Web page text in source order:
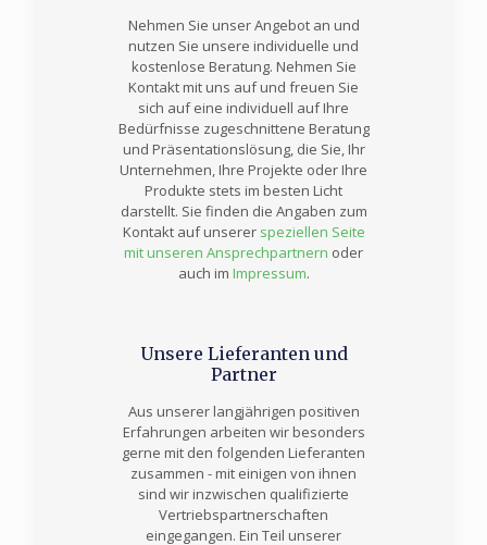
Nehmen Sie unser Angebot an und
nutzen Sie unsere individuelle und
kostenlose Beratung. Nehmen Sie
Kontakt mit uns auf und freuen Sie
sich auf eine individuell auf Ihre
Bedürfnisse zugeschnittene Beratung
und Präsentationslösung, die Sie, Ihr
Unternehmen, Ihre Projekte oder Ihre
Produkte stets im besten Licht
darstellt. Sie finden die Angaben zum
Kontakt auf unserer speziellen Seite
mit unseren Ansprechpartnern oder
auch im Impressum.
Unsere Lieferanten und
Partner
Aus unserer langjährigen positiven
Erfahrungen arbeiten wir besonders
gerne mit den folgenden Lieferanten
zusammen - mit einigen von ihnen
sind wir inzwischen qualifizierte
Vertriebspartnerschaften
eingegangen. Ein Teil unserer